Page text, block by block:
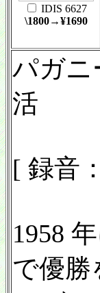
IDIS 6627
\1800→¥1690
パガニ
活
[ 録音
1958
で優勝